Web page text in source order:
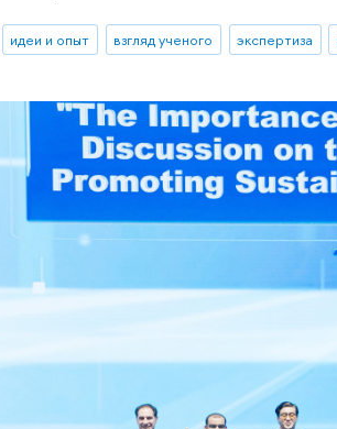
идеи и опыт взгляд ученого экспертиза